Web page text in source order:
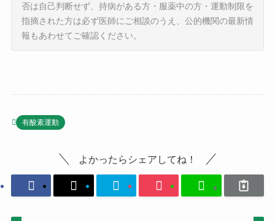
否は自己判断せず、持病がある方・服薬中の方・運動制限を
指摘された方は必ず医師にご相談のうえ、公的機関の最新情
報もあわせてご確認ください。
有酸素運動
よかったらシェアしてね！